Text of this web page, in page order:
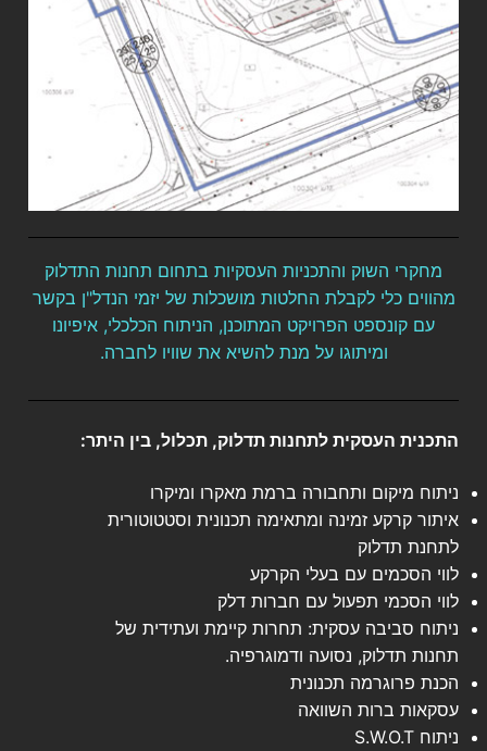
מחקרי השוק והתכניות העסקיות בתחום תחנות התדלוק
מהווים כלי לקבלת החלטות מושכלות של יזמי הנדל"ן בקשר
עם קונספט הפרויקט המתוכנן, הניתוח הכלכלי, איפיונו
ומיתוגו על מנת להשיא את שוויו לחברה.
התכנית העסקית לתחנות תדלוק, תכלול, בין היתר:
ניתוח מיקום ותחבורה ברמת מאקרו ומיקרו
איתור קרקע זמינה ומתאימה תכנונית וסטטוטורית
לתחנת תדלוק
לווי הסכמים עם בעלי הקרקע
לווי הסכמי תפעול עם חברות דלק
ניתוח סביבה עסקית: תחרות קיימת ועתידית של
תחנות תדלוק, נסועה ודמוגרפיה.
הכנת פרוגרמה תכנונית
עסקאות ברות השוואה
ניתוח S.W.O.T